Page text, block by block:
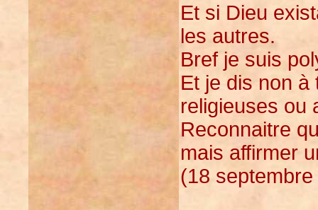
Et si Dieu
les autres.
Bref je suis
Et je dis non
religieuses ou
Reconnaitre
mais affirmer
(18